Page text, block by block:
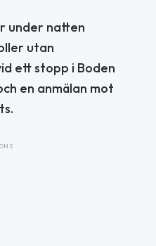
under natten
utan
ett stopp i Boden
en anmälan mot